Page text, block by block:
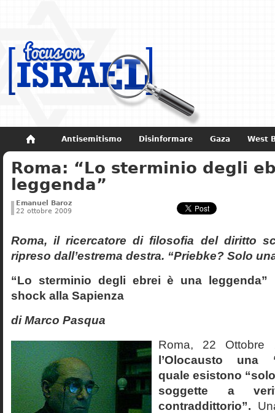
Antisemitismo Disinformare Gaza West
Non dimenticare Storia di Israele
Roma: “Lo sterminio degli
leggenda”
Emanuel Baroz
22 ottobre 2009
Roma, il ricercatore di filosofia del diritto
ripreso dall’estrema destra. “Priebke? Solo
“Lo sterminio degli ebrei è una leggenda”
shock alla Sapienza
di Marco Pasqua
Roma, 22
l’Olocausto una
quale esistono
soggette a
contraddittorio”.